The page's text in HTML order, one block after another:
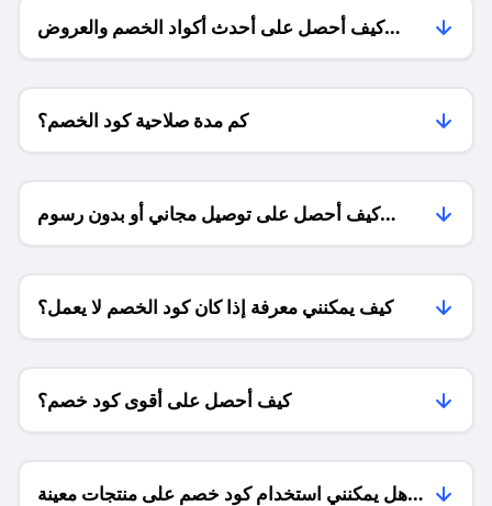
كيف أحصل على أحدث أكواد الخصم والعروض
للمتاجر؟
كم مدة صلاحية كود الخصم؟
كيف أحصل على توصيل مجاني أو بدون رسوم
الشحن ؟
كيف يمكنني معرفة إذا كان كود الخصم لا يعمل؟
كيف أحصل على أقوى كود خصم؟
هل يمكنني استخدام كود خصم على منتجات معينة